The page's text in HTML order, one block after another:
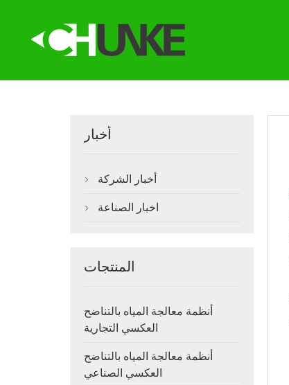
أخبار
 أخبار الشركة
 اخبار الصناعة
المنتجات
أنظمة معالجة المياه بالتناضح
العكسي التجارية
أنظمة معالجة المياه بالتناضح
العكسي الصناعي